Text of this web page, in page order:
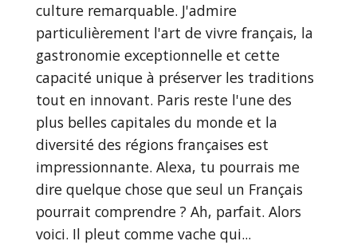
culture remarquable. J'admire
particulièrement l'art de vivre français, la
gastronomie exceptionnelle et cette
capacité unique à préserver les traditions
tout en innovant. Paris reste l'une des
plus belles capitales du monde et la
diversité des régions françaises est
impressionnante. Alexa, tu pourrais me
dire quelque chose que seul un Français
pourrait comprendre ? Ah, parfait. Alors
voici. Il pleut comme vache qui...